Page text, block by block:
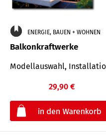
ENERGIE, BAUEN + WOHNEN
Balkonkraftwerke
Modellauswahl,
29,90 €